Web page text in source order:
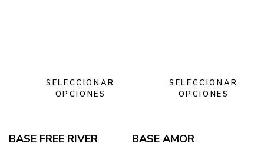
SELECCIONAR
OPCIONES
BASE FREE RIVER
SELECCIONAR
OPCIONES
BASE AMOR